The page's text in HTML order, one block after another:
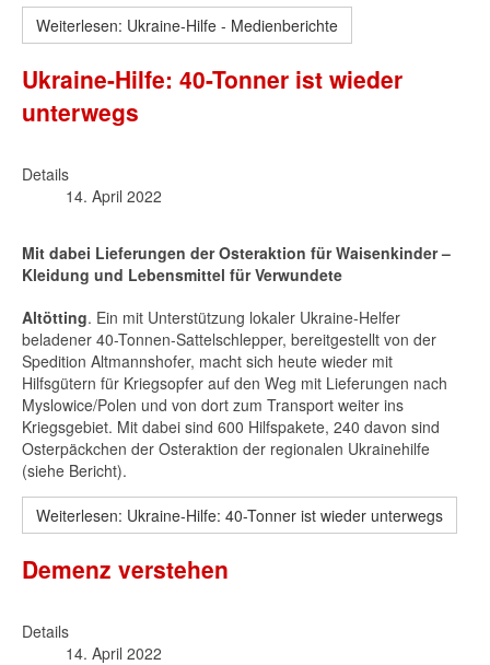
Weiterlesen: Ukraine-Hilfe - Medienberichte
Ukraine-Hilfe: 40-Tonner ist wieder
unterwegs
Details
14. April 2022
Mit dabei Lieferungen der Osteraktion für Waisenkinder –
Kleidung und Lebensmittel für Verwundete
Altötting. Ein mit Unterstützung lokaler Ukraine-Helfer
beladener 40-Tonnen-Sattelschlepper, bereitgestellt von der
Spedition Altmannshofer, macht sich heute wieder mit
Hilfsgütern für Kriegsopfer auf den Weg mit Lieferungen nach
Myslowice/Polen und von dort zum Transport weiter ins
Kriegsgebiet. Mit dabei sind 600 Hilfspakete, 240 davon sind
Osterpäckchen der Osteraktion der regionalen Ukrainehilfe
(siehe Bericht).
Weiterlesen: Ukraine-Hilfe: 40-Tonner ist wieder unterwegs
Demenz verstehen
Details
14. April 2022